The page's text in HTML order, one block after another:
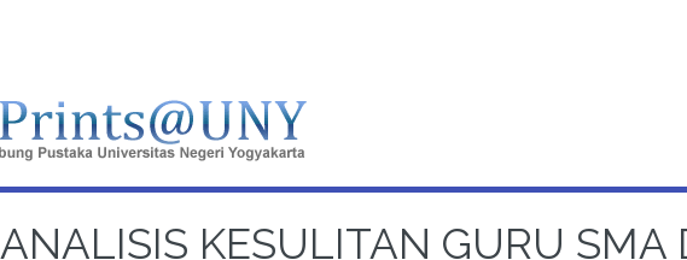
ANALISIS KESULITAN GURU SMA